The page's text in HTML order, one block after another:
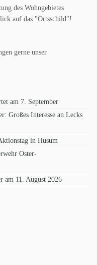
des Wohngebietes
auf das "Ortsschild"!
gerne unser
am 7. September
Großes Interesse an Lecks
in Husum
Oster-
am 11. August 2026